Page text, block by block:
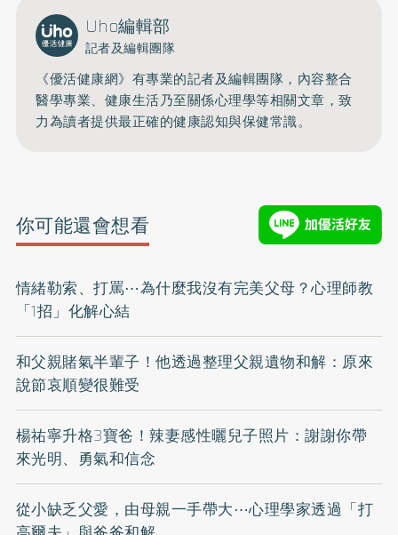
Uho編輯部
記者及編輯團隊
《優活健康網》有專業的記者及編輯團隊，內容整合
醫學專業、健康生活乃至關係心理學等相關文章，致
力為讀者提供最正確的健康認知與保健常識。
你可能還會想看
情緒勒索、打罵⋯為什麼我沒有完美父母？心理師教
「1招」化解心結
和父親賭氣半輩子！他透過整理父親遺物和解：原來
說節哀順變很難受
楊祐寧升格3寶爸！辣妻感性曬兒子照片：謝謝你帶
來光明、勇氣和信念
從小缺乏父愛，由母親一手帶大⋯心理學家透過「打